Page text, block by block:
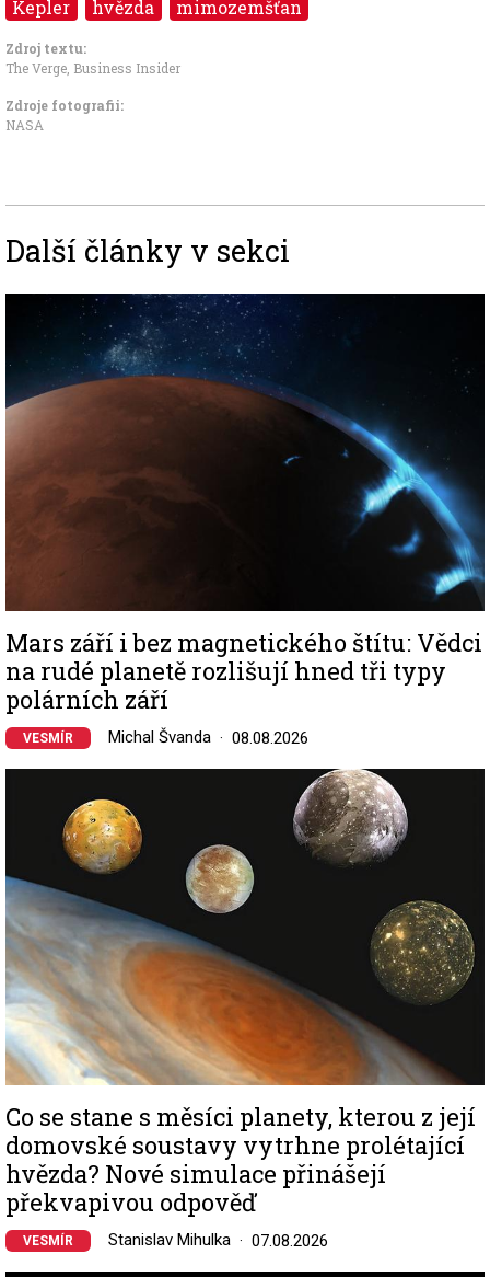
Kepler hvězda mimozemšťan
Zdroj textu:
The Verge, Business Insider
Zdroje fotografii:
NASA
Další články v sekci
Image
Mars září i bez magnetického štítu: Vědci
na rudé planetě rozlišují hned tři typy
polárních září
VESMÍR Michal Švanda 08.08.2026
Co se stane s měsíci planety, kterou z její
domovské soustavy vytrhne prolétající
hvězda? Nové simulace přinášejí
překvapivou odpověď
VESMÍR Stanislav Mihulka 07.08.2026